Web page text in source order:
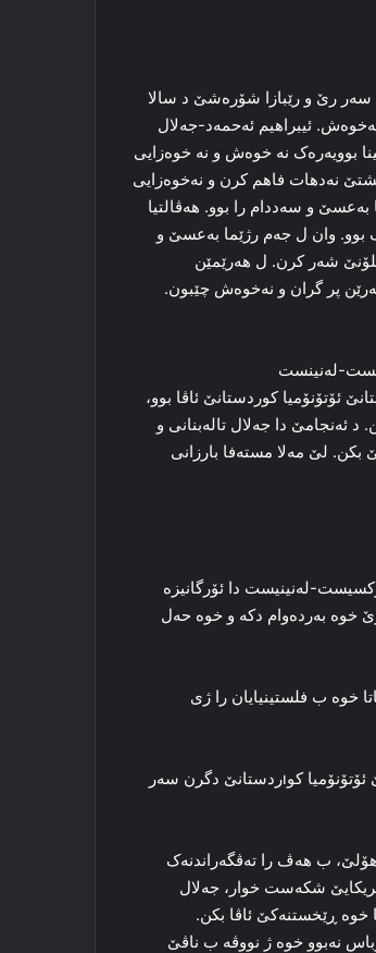
سەر رێ و رێبازا شۆره‌شێ د سالا
گه‌له‌ک نه‌خوه‌ش. ئیبراهیم ئه‌حمه‌د-جه‌لال
بوویەرەک نه‌ خوه‌ش و نه‌ خوه‌زایی
نه‌دهات فاهم کرن و نه‌خوه‌زایی
بەعسێ و سه‌ددام را بوو. هه‌ڤالتیا
بوو. وان ل جه‌م رژێما بەعسێ و
شه‌ر کرن. ل هه‌رێمێن
پر گران و نه‌خوه‌ش چێبون.
له‌نینست
بوون. پشتی ل کوردستانێ ئۆتۆنۆمیا کوردستانێ ئاڤا بوو،
ئه‌نجامێ دا جه‌لال تاله‌بنانی و
بکن. لێ مه‌لا مسته‌فا بارزانی
مارکسیست-له‌نینیست دا ئۆرگانیزه‌
خوه‌ بەردەوام دکە و خوه‌ حەل
خوه‌ ب فلستینیایان را ژی
هه‌ڤالێن وی ژی ل کوردستانێ و ل ده‌رڤەیی کوردستانێ به‌رپرسیاری ل سه‌ر ناڤێ ئۆتۆنۆمیا کوıردستانێ دگرن سه‌ر
هۆلێ، ب هه‌ڤ را ته‌ڤگه‌راندنه‌ک
و ئه‌مریکایێ شکه‌ست خوار، جه‌لال
خوه‌ ڕێخستنه‌کێ ئاڤا بکن.
نه‌بوو خوه‌ ژ نووڤه‌ ب ناڤێ